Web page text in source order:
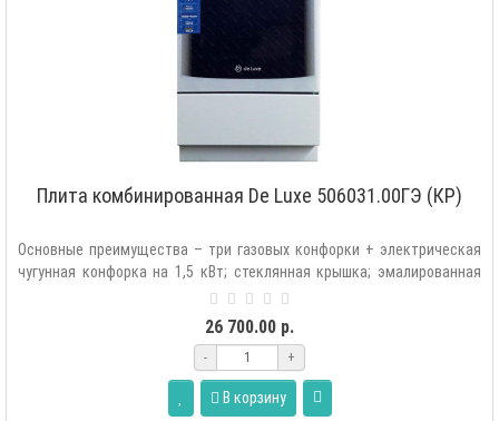
Плита комбинированная De Luxe 506031.00ГЭ (КР)
Основные преимущества – три газовых конфорки + электрическая
чугунная конфорка на 1,5 кВт; стеклянная крышка; эмалированная
26 700.00 р.
- +
В корзину